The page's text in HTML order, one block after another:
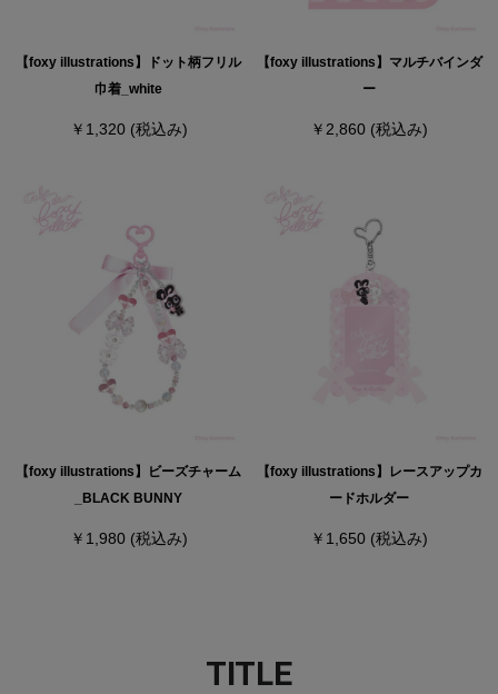
【foxy illustrations】ドット柄フリル
巾着_white
￥1,320 (税込み)
【foxy illustrations】マルチバインダ
ー
￥2,860 (税込み)
【foxy illustrations】ビーズチャーム
_BLACK BUNNY
￥1,980 (税込み)
【foxy illustrations】レースアップカ
ードホルダー
￥1,650 (税込み)
TITLE